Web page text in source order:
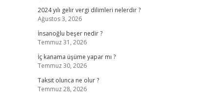
2024 yılı gelir vergi dilimleri nelerdir ?
Ağustos 3, 2026
İnsanoğlu beşer nedir ?
Temmuz 31, 2026
İç kanama üşüme yapar mı ?
Temmuz 30, 2026
Taksit olunca ne olur ?
Temmuz 28, 2026